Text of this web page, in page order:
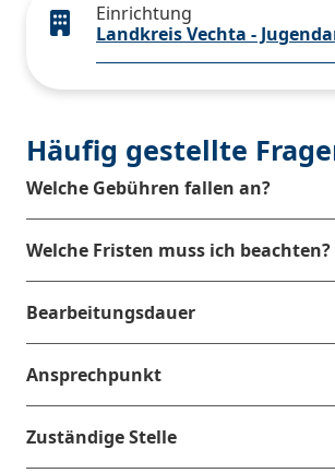
Einrichtung
Landkreis Vechta -
Häufig gestellte
Welche Gebühren fallen an?
Welche Fristen muss ich beachten?
Bearbeitungsdauer
Ansprechpunkt
Zuständige Stelle